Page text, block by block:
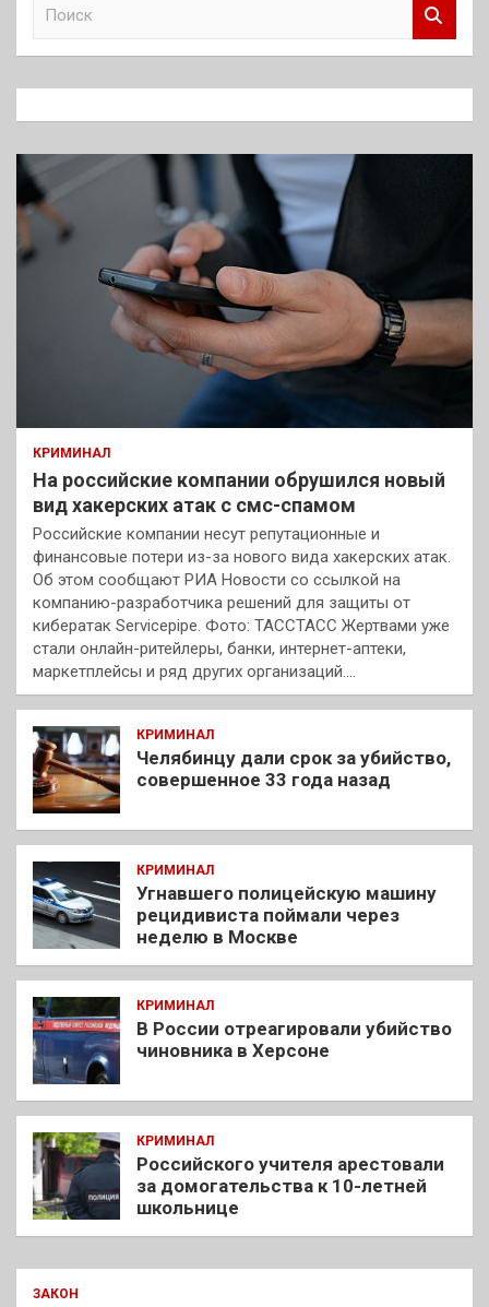
к
КРИМИНАЛ
На российские компании обрушился новый
вид хакерских атак с смс-спамом
Российские компании несут репутационные и
финансовые потери из-за нового вида хакерских атак.
Об этом сообщают РИА Новости со ссылкой на
компанию-разработчика решений для защиты от
кибератак Servicepipe. Фото: ТАССТАСС Жертвами уже
стали онлайн-ритейлеры, банки, интернет-аптеки,
маркетплейсы и ряд других организаций.…
КРИМИНАЛ
Челябинцу дали срок за убийство,
совершенное 33 года назад
КРИМИНАЛ
Угнавшего полицейскую машину
рецидивиста поймали через
неделю в Москве
КРИМИНАЛ
В России отреагировали убийство
чиновника в Херсоне
КРИМИНАЛ
Российского учителя арестовали
за домогательства к 10-летней
школьнице
ЗАКОН